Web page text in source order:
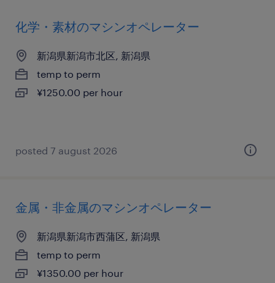
化学・素材のマシンオペレーター
新潟県新潟市北区, 新潟県
temp to perm
¥1250.00 per hour
posted 7 august 2026
金属・非金属のマシンオペレーター
新潟県新潟市西蒲区, 新潟県
temp to perm
¥1350.00 per hour